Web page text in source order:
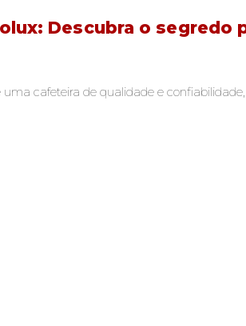
Descubra o segredo
cafeteira de qualidade e